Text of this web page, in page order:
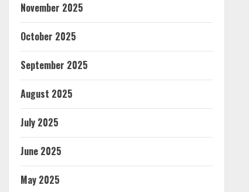
November 2025
October 2025
September 2025
August 2025
July 2025
June 2025
May 2025